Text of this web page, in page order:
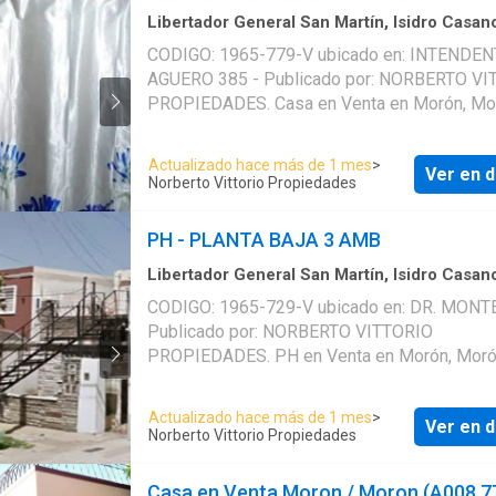
Libertador General San Martín, Isidro
CODIGO: 1965-779-V ubicado en:
AGUERO 385 - Publicado por: NORBERTO VITTORIO
PROPIEDADES. Casa en Venta en Morón,
Servicios en la Casa: . El Casa cuenta con:
credito. Publicado a través de Mapaprop
Actualizado hace más de 1 mes>
Norberto Vittorio Propiedades
Ver en
PH - PLANTA BAJA 3 AMB
Libertador General San Martín, Isidro
CODIGO: 1965-729-V ubicado en: DR. MONTE
Publicado por: NORBERTO VITTORIO
PROPIEDADES. PH en Venta en Morón,
Servicios en el PH: . El PH cuenta con: Apto
Publicado a través de Mapaprop
Actualizado hace más de 1 mes>
Norberto Vittorio Propiedades
Ver en